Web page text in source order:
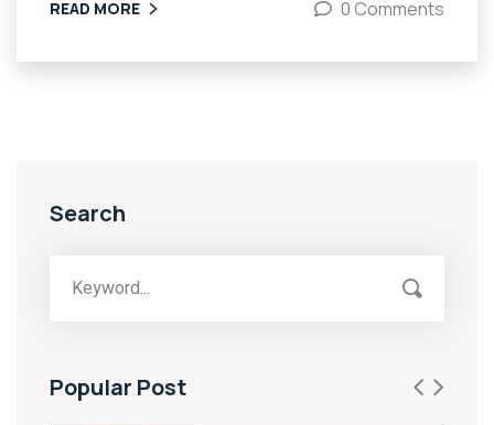
READ MORE 0 Comments
Search
Popular Post